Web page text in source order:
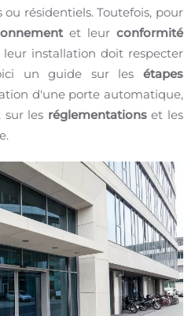
résidentiels. Toutefois, pour
et leur conformité
installation doit respecter
un guide sur les étapes
d'une porte automatique,
les réglementationset les